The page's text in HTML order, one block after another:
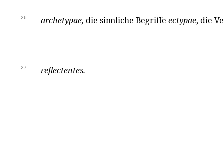
26 archetypae, die sinnliche Begriffe ectypae, die
27 reflectentes.